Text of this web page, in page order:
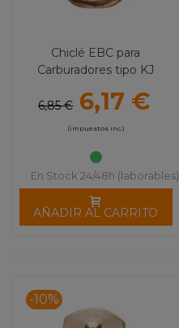
Chiclé EBC para
Carburadores tipo KJ
6,85 € 6,17 €
(impuestos inc.)
En Stock 24/48h (laborables)
AÑADIR AL CARRITO
-10%